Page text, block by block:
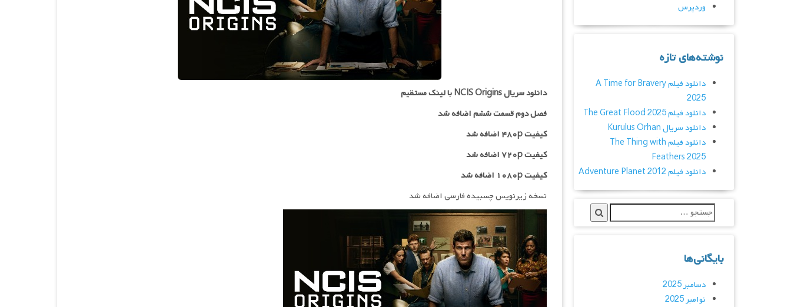
دانلود سریال NCIS Origins با لینک مستقیم
فصل دوم قسمت ششم اضافه شد
کیفیت ۴۸۰p اضافه شد
کیفیت ۷۲۰p
اضافه شد
کیفیت ۱۰۸۰p اضافه شد
نسخه زیرنویس چسبیده فارسی اضافه شد
وردپرس
نوشته‌های تازه
دانلود فیلم A Time for Bravery
2025
دانلود فیلم The Great Flood 2025
دانلود سریال Kurulus Orhan
دانلود فیلم The Thing with
Feathers 2025
دانلود فیلم Adventure Planet 2012
بایگانی‌ها
دسامبر 2025
نوامبر 2025